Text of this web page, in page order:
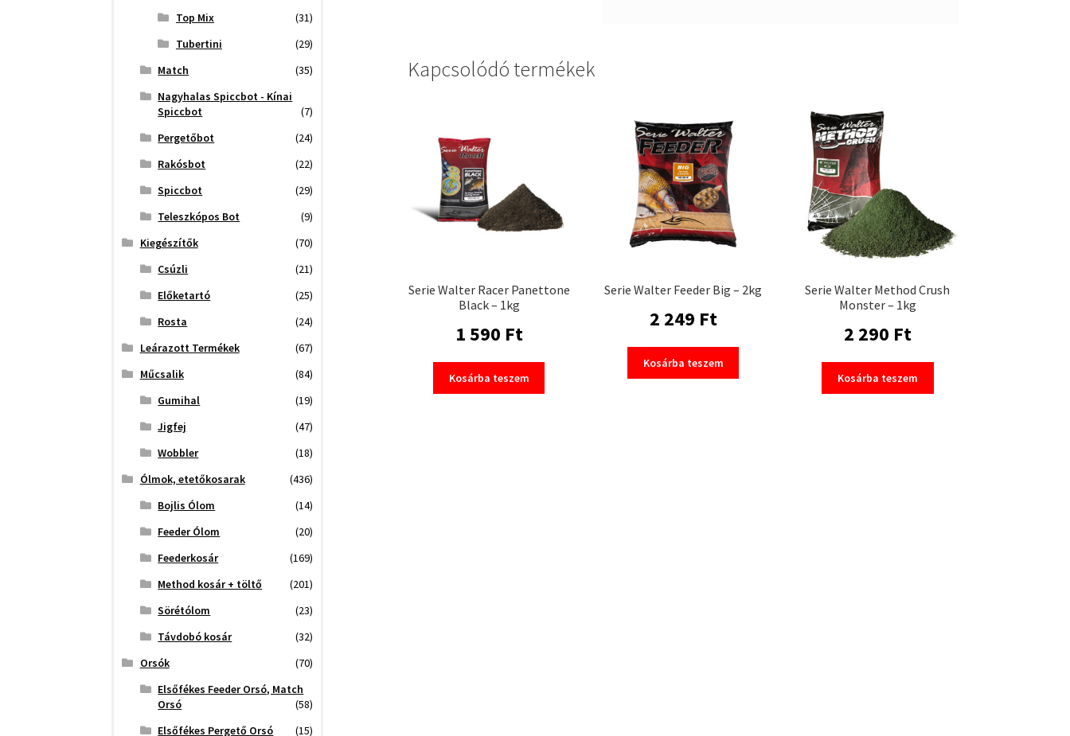
Kapcsolódó termékek
Serie Walter Racer Panettone
Black – 1kg
1 590 Ft
Kosárba teszem
Serie Walter Feeder Big – 2kg
2 249 Ft
Kosárba teszem
Serie Walter Method Crush
Monster – 1kg
2 290 Ft
Kosárba teszem
Top Mix
(31)
Tubertini
(29)
Match
(35)
Nagyhalas Spiccbot - Kínai
Spiccbot
(7)
Pergetőbot
(24)
Rakósbot
(22)
Spiccbot
(29)
Teleszkópos Bot
(9)
Kiegészítők
(70)
Csúzli
(21)
Előketartó
(25)
Rosta
(24)
Leárazott Termékek
(67)
Műcsalik
(84)
Gumihal
(19)
Jigfej
(47)
Wobbler
(18)
Ólmok, etetőkosarak
(436)
Bojlis Ólom
(14)
Feeder Ólom
(20)
Feederkosár
(169)
Method kosár + töltő
(201)
Sörétólom
(23)
Távdobó kosár
(32)
Orsók
(70)
Elsőfékes Feeder Orsó, Match
Orsó
(58)
Elsőfékes Pergető Orsó
(15)